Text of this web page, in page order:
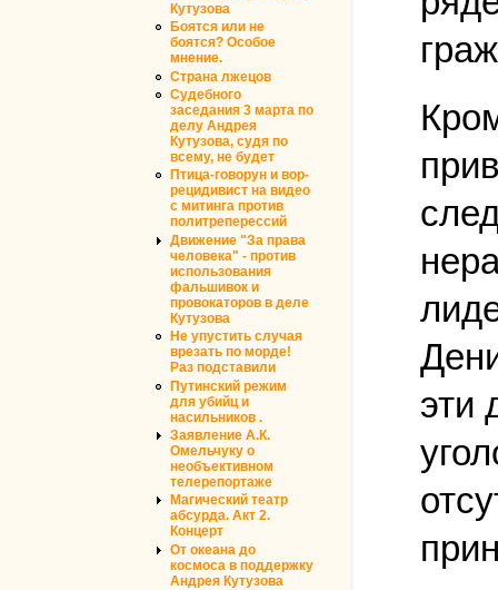
Кутузова
Боятся или не
боятся? Особое
мнение.
Страна лжецов
Судебного
заседания 3 марта по
делу Андрея
Кутузова, судя по
всему, не будет
Птица-говорун и вор-
рецидивист на видео
с митинга против
политреперессий
Движение "За права
человека" - против
использования
фальшивок и
провокаторов в деле
Кутузова
Не упустить случая
врезать по морде!
Раз подставили
Путинский режим
для убийц и
насильников .
Заявление А.К.
Омельчуку о
необъективном
телерепортаже
Магический театр
абсурда. Акт 2.
Концерт
От океана до
космоса в поддержку
Андрея Кутузова
эти